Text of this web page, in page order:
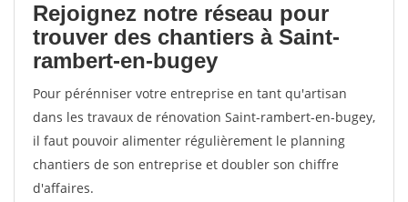
Rejoignez notre réseau pour
trouver des chantiers à Saint-
rambert-en-bugey
Pour pérénniser votre entreprise en tant qu'artisan
dans les travaux de rénovation Saint-rambert-en-bugey,
il faut pouvoir alimenter régulièrement le planning
chantiers de son entreprise et doubler son chiffre
d'affaires.